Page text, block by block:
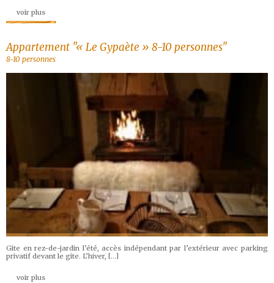
voir plus
Appartement "« Le Gypaète » 8-10 personnes"
8-10 personnes
Gite en rez-de-jardin l’été, accès indépendant par l’extérieur avec parking
privatif devant le gite. L’hiver, […]
voir plus